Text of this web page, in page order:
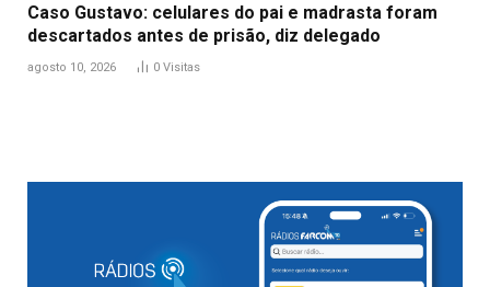
Caso Gustavo: celulares do pai e madrasta foram
descartados antes de prisão, diz delegado
agosto 10, 2026 0 Visitas